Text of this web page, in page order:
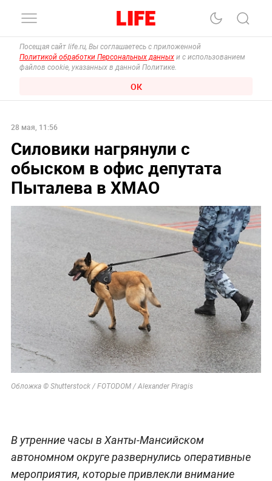
Посещая сайт life.ru, Вы соглашаетесь с приложенной
Политикой обработки Персональных данных и с использованием
файлов cookie, указанных в данной Политике.
ОК
28 мая, 11:56
Силовики нагрянули с
обыском в офис депутата
Пыталева в ХМАО
Обложка © Shutterstock / FOTODOM / Alexander Piragis
В утренние часы в Ханты-Мансийском
автономном округе развернулись оперативные
мероприятия, которые привлекли внимание